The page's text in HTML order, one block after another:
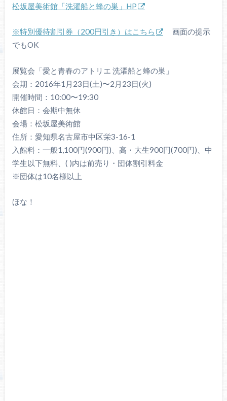
松坂屋美術館「洗濯船と蜂の巣」HP
※特別優待割引券（200円引き）はこちら
画面の提示
でもOK
展覧会「愛と青春のアトリエ 洗濯船と蜂の巣」
会期：2016年1月23日(土)〜2月23日(火)
開催時間：10:00〜19:30
休館日：会期中無休
会場：松坂屋美術館
住所：愛知県名古屋市中区栄3-16-1
入館料：一般1,100円(900円)、高・大生900円(700円)、中
学生以下無料、( )内は前売り・団体割引料金
※団体は10名様以上
ほな！